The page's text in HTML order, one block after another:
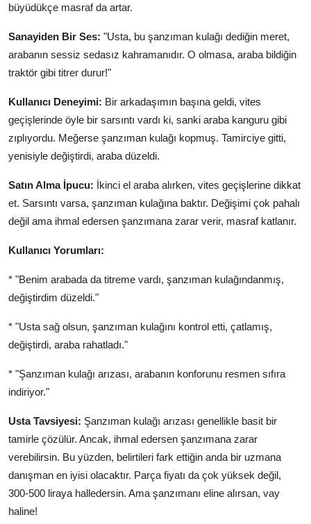
büyüdükçe masraf da artar.
Sanayiden Bir Ses: "Usta, bu şanzıman kulağı dediğin meret,
arabanın sessiz sedasız kahramanıdır. O olmasa, araba bildiğin
traktör gibi titrer durur!"
Kullanıcı Deneyimi: Bir arkadaşımın başına geldi, vites
geçişlerinde öyle bir sarsıntı vardı ki, sanki araba kanguru gibi
zıplıyordu. Meğerse şanzıman kulağı kopmuş. Tamirciye gitti,
yenisiyle değiştirdi, araba düzeldi.
Satın Alma İpucu: İkinci el araba alırken, vites geçişlerine dikkat
et. Sarsıntı varsa, şanzıman kulağına baktır. Değişimi çok pahalı
değil ama ihmal edersen şanzımana zarar verir, masraf katlanır.
Kullanıcı Yorumları:
* "Benim arabada da titreme vardı, şanzıman kulağındanmış,
değiştirdim düzeldi."
* "Usta sağ olsun, şanzıman kulağını kontrol etti, çatlamış,
değiştirdi, araba rahatladı."
* "Şanzıman kulağı arızası, arabanın konforunu resmen sıfıra
indiriyor."
Usta Tavsiyesi: Şanzıman kulağı arızası genellikle basit bir
tamirle çözülür. Ancak, ihmal edersen şanzımana zarar
verebilirsin. Bu yüzden, belirtileri fark ettiğin anda bir uzmana
danışman en iyisi olacaktır. Parça fiyatı da çok yüksek değil,
300-500 liraya halledersin. Ama şanzımanı eline alırsan, vay
haline!